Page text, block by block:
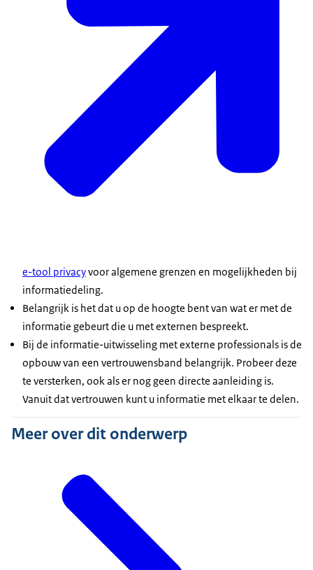
e-tool privacyvoor algemene grenzen en mogelijkheden bij
informatiedeling.
Belangrijk is het dat u op de hoogte bent van wat er met de
informatie gebeurt die u met externen bespreekt.
Bij de informatie-uitwisseling met externe professionals is de
opbouw van een vertrouwensband belangrijk. Probeer deze
te versterken, ook als er nog geen directe aanleiding is.
Vanuit dat vertrouwen kunt u informatie met elkaar te delen.
Meer over dit onderwerp